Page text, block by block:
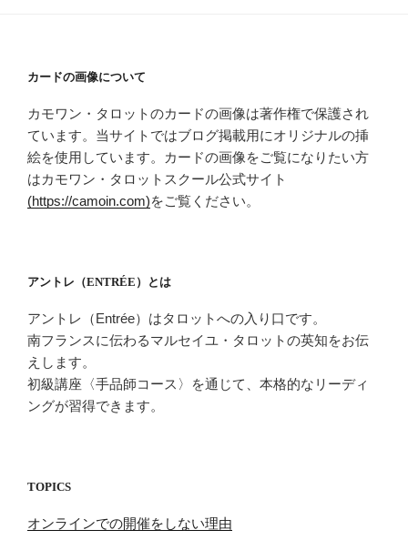
カードの画像について
カモワン・タロットのカードの画像は著作権で保護され
ています。当サイトではブログ掲載用にオリジナルの挿
絵を使用しています。カードの画像をご覧になりたい方
はカモワン・タロットスクール公式サイト
(https://camoin.com)をご覧ください。
アントレ（ENTRÉE）とは
アントレ（Entrée）はタロットへの入り口です。
南フランスに伝わるマルセイユ・タロットの英知をお伝
えします。
初級講座〈手品師コース〉を通じて、本格的なリーディ
ングが習得できます。
TOPICS
オンラインでの開催をしない理由